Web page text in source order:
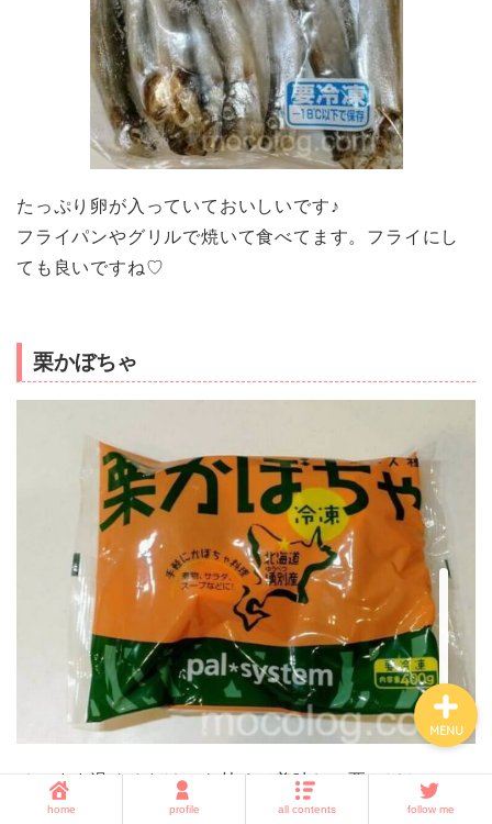
たっぷり卵が入っていておいしいです♪
フライパンやグリルで焼いて食べてます。フライにし
ても良いですね♡
栗かぼちゃ
そのまま温めるだけでも甘くて美味しい栗かぼちゃで
す。home profile all contents follow me
MENU
ホーム
子育て
暮らしの知恵
amazon・楽天・ネット通
販